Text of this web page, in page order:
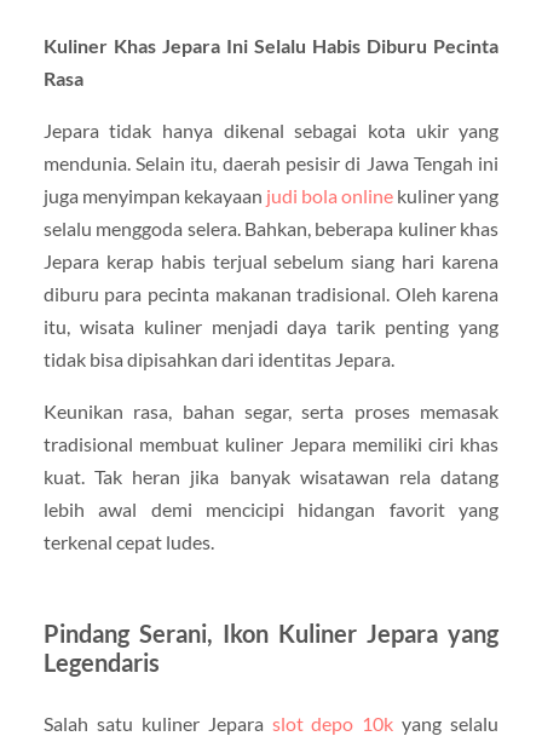
Kuliner Khas Jepara Ini Selalu Habis Diburu Pecinta
Rasa
Jepara tidak hanya dikenal sebagai kota ukir yang
mendunia. Selain itu, daerah pesisir di Jawa Tengah ini
juga menyimpan kekayaan judi bola online kuliner yang
selalu menggoda selera. Bahkan, beberapa kuliner khas
Jepara kerap habis terjual sebelum siang hari karena
diburu para pecinta makanan tradisional. Oleh karena
itu, wisata kuliner menjadi daya tarik penting yang
tidak bisa dipisahkan dari identitas Jepara.
Keunikan rasa, bahan segar, serta proses memasak
tradisional membuat kuliner Jepara memiliki ciri khas
kuat. Tak heran jika banyak wisatawan rela datang
lebih awal demi mencicipi hidangan favorit yang
terkenal cepat ludes.
Pindang Serani, Ikon Kuliner Jepara yang
Legendaris
Salah satu kuliner Jepara slot depo 10k yang selalu